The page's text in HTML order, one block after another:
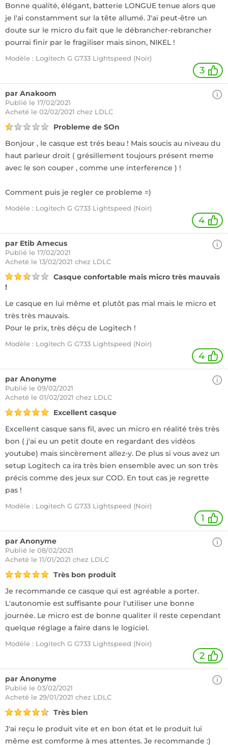
Bonne qualité, élégant, batterie LONGUE tenue alors que
je l'ai constamment sur la tête allumé. J'ai peut-être un
doute sur le micro du fait que le débrancher-rebrancher
pourrai finir par le fragiliser mais sinon, NIKEL !
Modèle : Logitech G G733 Lightspeed (Noir)
3
par Anakoom
Publié le 17/02/2021
Acheté le 02/02/2021 chez LDLC
Probleme de SOn
Bonjour , le casque est trés beau ! Mais soucis au niveau du
haut parleur droit ( grésillement toujours présent meme
avec le son couper , comme une interference ) !
Comment puis je regler ce probleme =)
Modèle : Logitech G G733 Lightspeed (Noir)
4
par Etib Amecus
Publié le 17/02/2021
Acheté le 13/02/2021 chez LDLC
Casque confortable mais micro très mauvais
!
Le casque en lui même et plutôt pas mal mais le micro et
très très mauvais.
Pour le prix, très déçu de Logitech !
Modèle : Logitech G G733 Lightspeed (Noir)
4
par Anonyme
Publié le 09/02/2021
Acheté le 01/02/2021 chez LDLC
Excellent casque
Excellent casque sans fil, avec un micro en réalité très très
bon ( j'ai eu un petit doute en regardant des vidéos
youtube) mais sincèrement allez-y. De plus si vous avez un
setup Logitech ca ira très bien ensemble avec un son très
précis comme des jeux sur COD. En tout cas je regrette
pas !
Modèle : Logitech G G733 Lightspeed (Noir)
1
par Anonyme
Publié le 08/02/2021
Acheté le 11/01/2021 chez LDLC
Très bon produit
Je recommande ce casque qui est agréable a porter.
L'autonomie est suffisante pour l'utiliser une bonne
journée. Le micro est de bonne qualiter il reste cependant
quelque réglage a faire dans le logiciel.
Modèle : Logitech G G733 Lightspeed (Noir)
2
par Anonyme
Publié le 03/02/2021
Acheté le 29/01/2021 chez LDLC
Très bien
J'ai reçu le produit vite et en bon état et le produit lui
même est comforme à mes attentes. Je recommande :)